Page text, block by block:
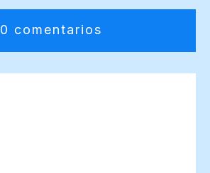
0 comentarios